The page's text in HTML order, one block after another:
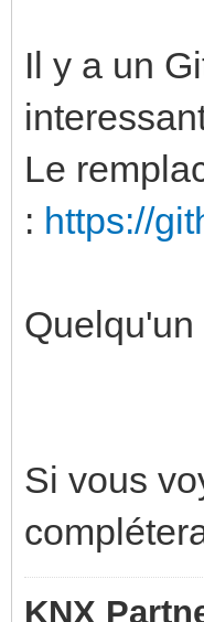
Il y a un
Le
: https://
Si vous
KNX